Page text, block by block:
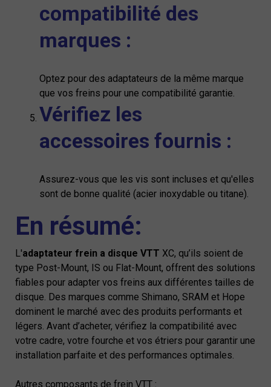
compatibilité des
marques :
Optez pour des adaptateurs de la même marque
que vos freins pour une compatibilité garantie.
Vérifiez les
accessoires fournis :
Assurez-vous que les vis sont incluses et qu'elles
sont de bonne qualité (acier inoxydable ou titane).
En résumé:
L'adaptateur frein a disque VTT XC, qu’ils soient de
type Post-Mount, IS ou Flat-Mount, offrent des solutions
fiables pour adapter vos freins aux différentes tailles de
disque. Des marques comme Shimano, SRAM et Hope
dominent le marché avec des produits performants et
légers. Avant d’acheter, vérifiez la compatibilité avec
votre cadre, votre fourche et vos étriers pour garantir une
installation parfaite et des performances optimales.
Autres composants de frein VTT :